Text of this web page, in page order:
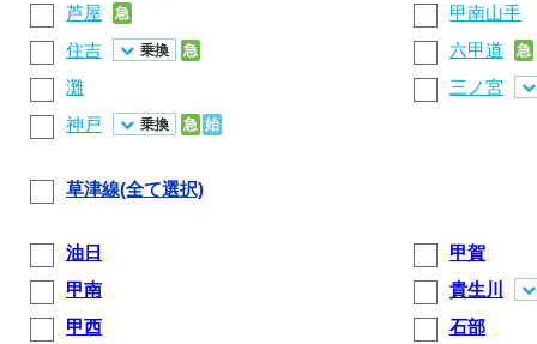
芦屋 急
甲南山手
住吉
乗換 急 六甲道 急
灘
三ノ宮
神戸
乗換 急 始
草津線(全て選択)
油日
甲賀
甲南
貴生川
甲西
石部